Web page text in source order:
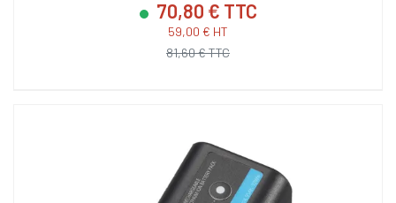
70,80 € TTC
59,00 € HT
81,60 € TTC